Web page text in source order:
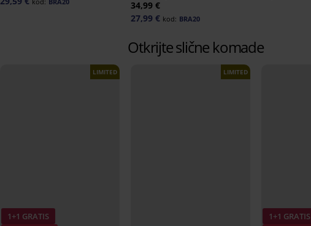
34,99 €
27,99 € kod: BRA20
Otkrijte slične komade
1+1 GRATIS
LIMITED LIMITED
1+1 GRATIS